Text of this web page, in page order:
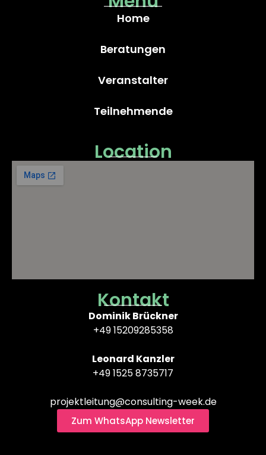
Home
Beratungen
Veranstalter
Teilnehmende
Location
Kontakt
Dominik Brückner
+49 15209285358
Leonard Kanzler
+49 1525 8735717
projektleitung@consulting-week.de
Zum WhatsApp Newsletter